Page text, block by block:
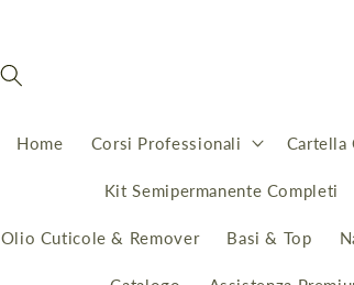
Home Corsi Professionali Cartella
Kit Semipermanente Completi
Olio Cuticole & Remover Basi & Top